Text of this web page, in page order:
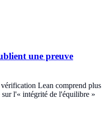
une preuve
Lean comprend plus
sur l'« intégrité de l'équilibre »